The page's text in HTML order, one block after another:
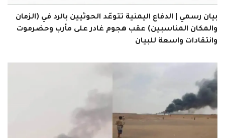
بيان رسمي | الدفاع اليمنية تتوعّد الحوثيين بالرد في (الزمان
والمكان المناسبين) عقب هجوم غادر على مأرب وحضرموت
وانتقادات واسعة للبيان